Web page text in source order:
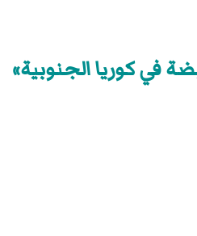
في كوريا الجنوبية»